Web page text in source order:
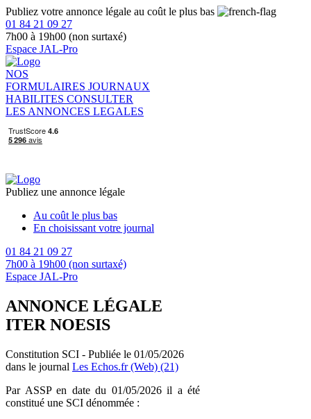
Publiez votre annonce légale au coût le plus bas
01 84 21 09 27
7h00 à 19h00 (non surtaxé)
Espace JAL-Pro
NOS
FORMULAIRES JOURNAUX
HABILITES CONSULTER
LES ANNONCES LEGALES
Publiez une annonce légale
Au coût le plus bas
En choisissant votre journal
01 84 21 09 27
7h00 à 19h00 (non surtaxé)
Espace JAL-Pro
ANNONCE LÉGALE
ITER NOESIS
Constitution SCI - Publiée le 01/05/2026
dans le journal Les Echos.fr (Web) (21)
Par ASSP en date du 01/05/2026 il a été
constitué une SCI dénommée :